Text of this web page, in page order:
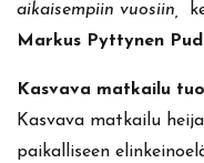
aikaisempiin vuosiin,
Markus Pyttynen
Kasvava matkailu
Kasvava matkailu
paikalliseen